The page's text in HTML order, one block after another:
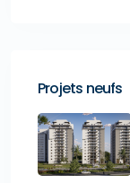
Projets neufs